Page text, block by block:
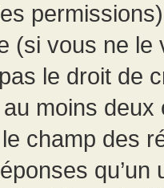
(si vous ne le
le droit de
moins
champ des